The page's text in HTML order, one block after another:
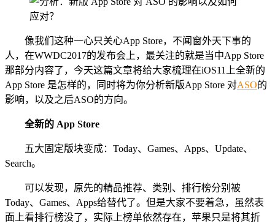
像我们这种一心只关心App Store，不闻窗外天下事的
人，在WWDC2017的发布会上，最关注的就是当中App Store
那部分内容了，今天这篇文章将给大家梳理在iOS11上全新的
App Store 是怎样的，同时将为你分析新版App Store 对ASO的
影响，以及之后ASO的方向。
全新的 App Store
五大固定版块变成：Today、Games、Apps、Update、
Search。
可以发现，原先的精品推荐、类别、排行榜分别被
Today、Games、Apps给替代了。但是大家不要着急，虽然表
面上看排行榜没了，实际上榜单依然存在，苹果只是将其折